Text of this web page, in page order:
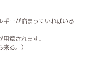
ギーが溜まっていればいる
用意されます。
来る。）